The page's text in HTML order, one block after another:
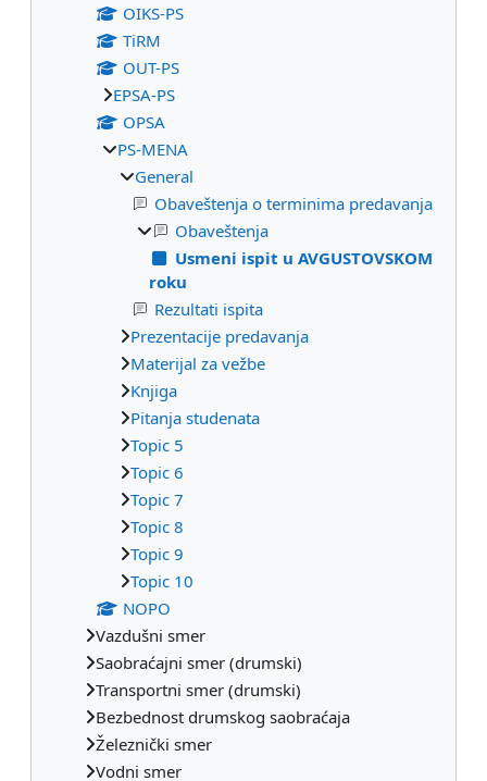
OIKS-PS
TiRM
OUT-PS
EPSA-PS
OPSA
PS-MENA
General
Obaveštenja o terminima predavanja
Obaveštenja
Usmeni ispit u AVGUSTOVSKOM
roku
Rezultati ispita
Prezentacije predavanja
Materijal za vežbe
Knjiga
Pitanja studenata
Topic 5
Topic 6
Topic 7
Topic 8
Topic 9
Topic 10
NOPO
Vazdušni smer
Saobraćajni smer (drumski)
Transportni smer (drumski)
Bezbednost drumskog saobraćaja
Železnički smer
Vodni smer